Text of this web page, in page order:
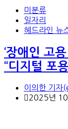
미분류
일자리
헤드라인 뉴
‘장애인 고
“디지털 포
이의한 기
2025년